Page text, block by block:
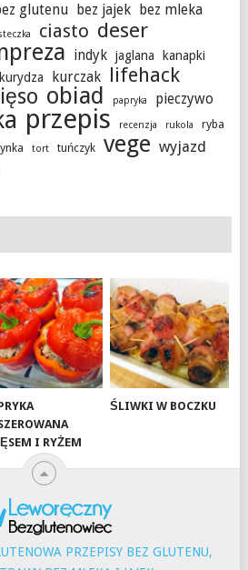
glutenu bez jajek bez mleka
ciasto deser
indyk jaglana kanapki
kurczak lifehack
obiad papryka pieczywo
przepis recenzja rukola ryba
tort tuńczyk vege wyjazd
I RYŻEM
ŚLIWKI W BOCZKU
PRZEPISY BEZ GLUTENU,